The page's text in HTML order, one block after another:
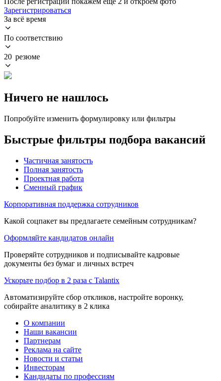
Зарегистрироваться
За всё время
По соответствию
20 резюме
Ничего не нашлось
Попробуйте изменить формулировку или фильтры
Быстрые фильтры подбора вакансий
Частичная занятость
Полная занятость
Проектная работа
Сменный график
Корпоративная поддержка сотрудников
Какой соцпакет вы предлагаете семейным сотрудникам?
Оформляйте кандидатов онлайн
Проверяйте сотрудников и подписывайте кадровые
документы без бумаг и личных встреч
Ускорьте подбор в 2 раза с Talantix
Автоматизируйте сбор откликов, настройте воронку,
собирайте аналитику в 2 клика
О компании
Наши вакансии
Партнерам
Реклама на сайте
Новости и статьи
Инвесторам
Кандидаты по профессиям